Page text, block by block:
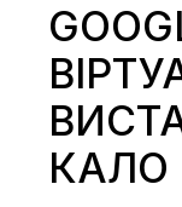
КАЛО